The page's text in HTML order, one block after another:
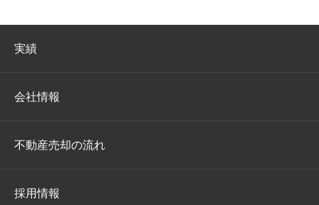
実績
会社情報
不動産売却の流れ
採用情報